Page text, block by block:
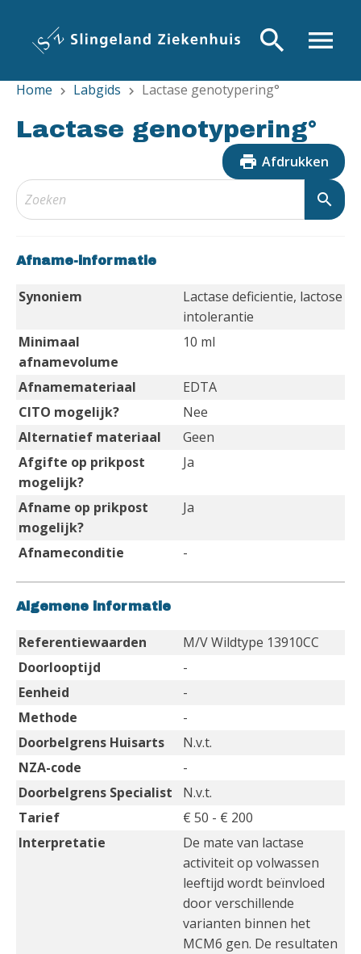
inhoud
menu
search
Home chevron_right Labgids chevron_right Lactase genotypering°
Lactase genotypering°
print Afdrukken
search
Afname-informatie
Synoniem
Lactase deficientie, lactose
intolerantie
Minimaal
afnamevolume
10 ml
Afnamemateriaal
EDTA
CITO mogelijk?
Nee
Alternatief materiaal
Geen
Afgifte op prikpost
mogelijk?
Ja
Afname op prikpost
mogelijk?
Ja
Afnameconditie -
Algemene informatie
Referentiewaarden
M/V Wildtype 13910CC
Doorlooptijd
-
Eenheid
-
Methode
-
Doorbelgrens Huisarts
N.v.t.
NZA-code
-
Doorbelgrens Specialist
N.v.t.
Tarief
€ 50 - € 200
Interpretatie
De mate van lactase
activiteit op volwassen
leeftijd wordt beïnvloed
door verschillende
varianten binnen het
MCM6 gen. De resultaten